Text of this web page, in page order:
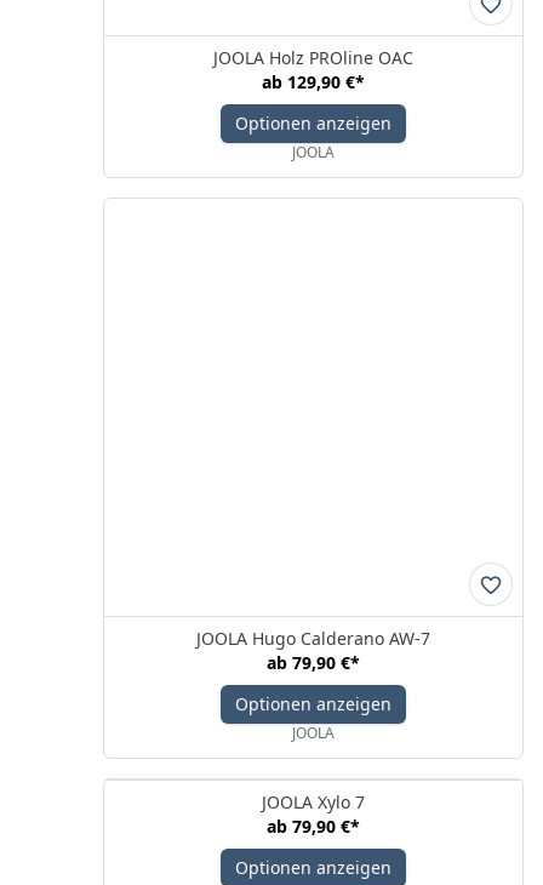
JOOLA Holz PROline OAC
ab 129,90 €*
Optionen anzeigen
JOOLA
JOOLA Hugo Calderano AW-7
ab 79,90 €*
Optionen anzeigen
JOOLA
JOOLA Xylo 7
ab 79,90 €*
Optionen anzeigen